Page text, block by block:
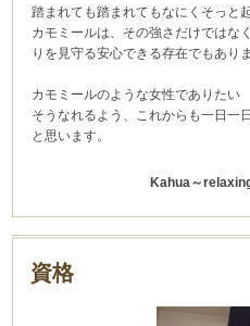
踏まれても踏まれてもなにくそっと
カモミールは、その強さだけではな
りを見守る安心できる存在でもありま
カモミールのような女性でありた
そうなれるよう、これからも一日一
と思います。
Kahua～
資格